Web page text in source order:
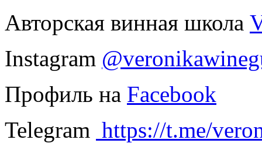
Авторская винная школа
Instagram
Профиль на Facebook
Telegram https://t.me/